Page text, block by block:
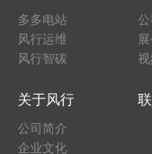
多多电站
风行运维
风行智碳
关于风行
公司简介
企业文化